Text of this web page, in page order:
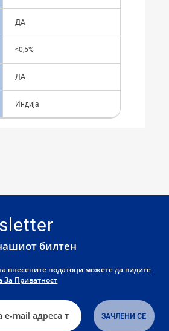
ДА
<0,5%
ДА
Индија
билтен
внесените податоци можете да видите
За Приватност